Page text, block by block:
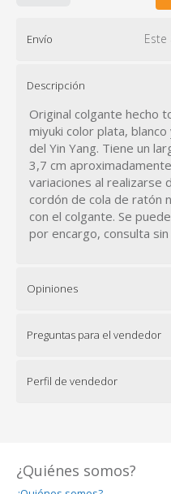
Envío
Descripción
Original colgante hecho
miyuki color plata,
del Yin Yang. Tiene un
3,7 cm
variaciones al realizarse
cordón de cola de ratón
con el colgante. Se
por encargo, consulta
Opiniones
Preguntas para el vendedor
Perfil de vendedor
¿Quiénes somos?